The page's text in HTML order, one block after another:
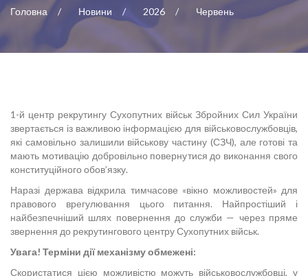
Головна Новини 2026 Червень
1-й центр рекрутингу Сухопутних військ Збройних Сил України
звертається із важливою інформацією для військовослужбовців,
які самовільно залишили військову частину (СЗЧ), але готові та
мають мотивацію добровільно повернутися до виконання свого
конституційного обов’язку.
Наразі держава відкрила тимчасове «вікно можливостей» для
правового врегулювання цього питання. Найпростіший і
найбезпечніший шлях повернення до служби — через пряме
звернення до рекрутингового центру Сухопутних військ.
Увага! Терміни дії механізму обмежені:
Скористатися цією можливістю можуть військовослужбовці, у